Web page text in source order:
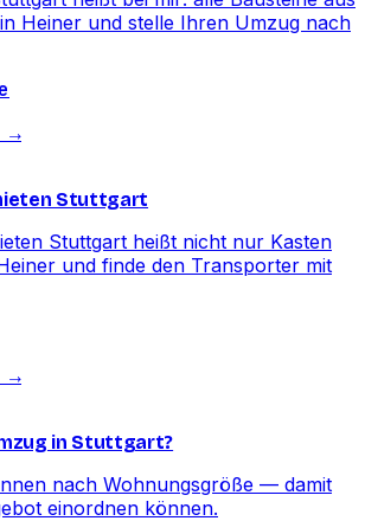
Heiner und stelle Ihren Umzug nach
→
Stuttgart
Stuttgart heißt nicht nur Kasten
und finde den Transporter mit
→
in Stuttgart?
nach Wohnungsgröße — damit
einordnen können.